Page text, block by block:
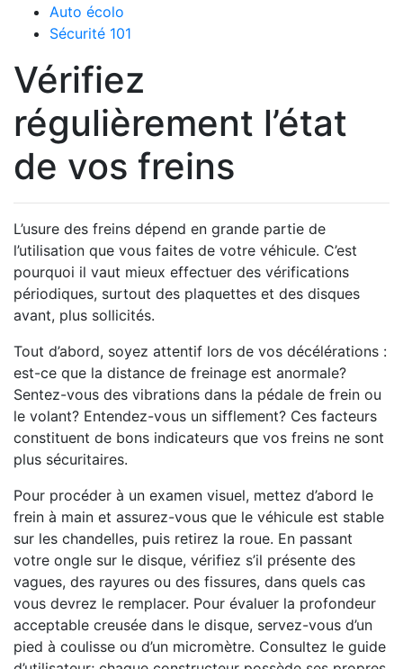
Auto écolo
Sécurité 101
Vérifiez
régulièrement l’état
de vos freins
L’usure des freins dépend en grande partie de
l’utilisation que vous faites de votre véhicule. C’est
pourquoi il vaut mieux effectuer des vérifications
périodiques, surtout des plaquettes et des disques
avant, plus sollicités.
Tout d’abord, soyez attentif lors de vos décélérations :
est-ce que la distance de freinage est anormale?
Sentez-vous des vibrations dans la pédale de frein ou
le volant? Entendez-vous un sifflement? Ces facteurs
constituent de bons indicateurs que vos freins ne sont
plus sécuritaires.
Pour procéder à un examen visuel, mettez d’abord le
frein à main et assurez-vous que le véhicule est stable
sur les chandelles, puis retirez la roue. En passant
votre ongle sur le disque, vérifiez s’il présente des
vagues, des rayures ou des fissures, dans quels cas
vous devrez le remplacer. Pour évaluer la profondeur
acceptable creusée dans le disque, servez-vous d’un
pied à coulisse ou d’un micromètre. Consultez le guide